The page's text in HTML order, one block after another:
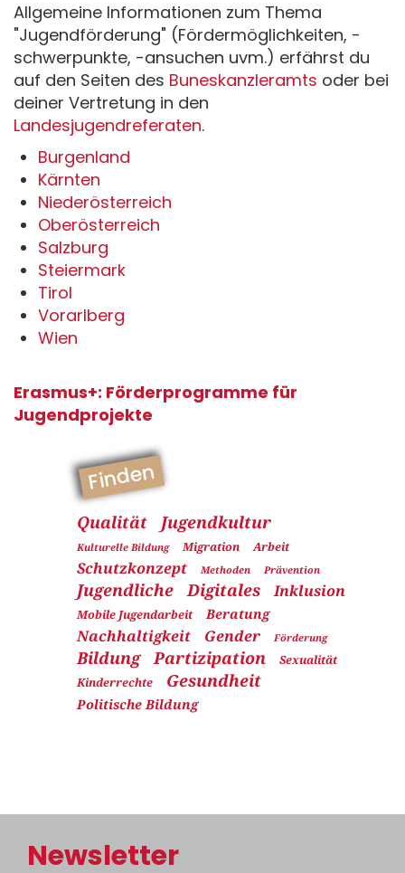
Allgemeine Informationen zum Thema
"Jugendförderung" (Fördermöglichkeiten, -
schwerpunkte, -ansuchen uvm.) erfährst du
auf den Seiten des Buneskanzleramts oder bei
deiner Vertretung in den
Landesjugendreferaten.
Burgenland
Kärnten
Niederösterreich
Oberösterreich
Salzburg
Steiermark
Tirol
Vorarlberg
Wien
Erasmus+: Förderprogramme für
Jugendprojekte
Finden
Qualität Jugendkultur
Kulturelle Bildung Migration Arbeit
Schutzkonzept Methoden Prävention
Jugendliche Digitales Inklusion
Mobile Jugendarbeit Beratung
Nachhaltigkeit Gender Förderung
Bildung Partizipation
Sexualität
Kinderrechte
Gesundheit
Politische Bildung
Newsletter